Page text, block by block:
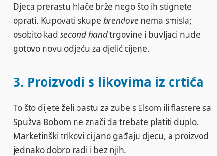
Djeca prerastu hlače brže nego što ih stignete
oprati. Kupovati skupebrendove nema smisla;
osobito kadsecond handtrgovine i buvljaci nude
gotovo novu odjeću za djelić cijene.
3. Proizvodi s likovima iz crtića
To što dijete želi pastu za zube s Elsom ili flastere sa
Spužva Bobom ne znači da trebate platiti duplo.
Marketinški trikovi ciljano gađaju djecu, a proizvod
jednako dobro radi i bez njih.